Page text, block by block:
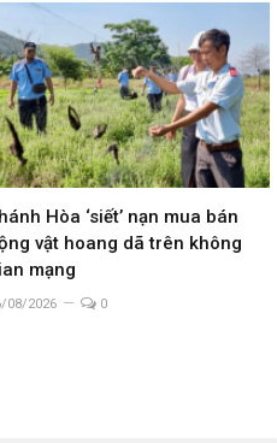
Hòa ‘siết’ nạn mua bán
vật hoang dã trên không
mạng
08/2026 0